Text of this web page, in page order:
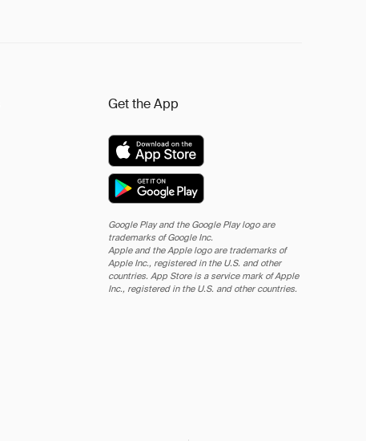
Get the App
Google Play and the Google Play logo are
trademarks of Google Inc.
Apple and the Apple logo are trademarks of
Apple Inc., registered in the U.S. and other
countries. App Store is a service mark of Apple
Inc., registered in the U.S. and other countries.